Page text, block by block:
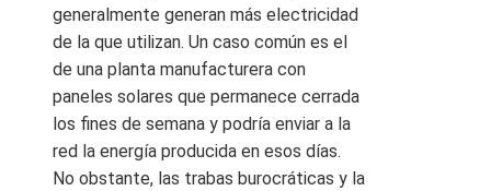
generalmente generan más electricidad
de la que utilizan. Un caso común es el
de una planta manufacturera con
paneles solares que permanece cerrada
los fines de semana y podría enviar a la
red la energía producida en esos días.
No obstante, las trabas burocráticas y la